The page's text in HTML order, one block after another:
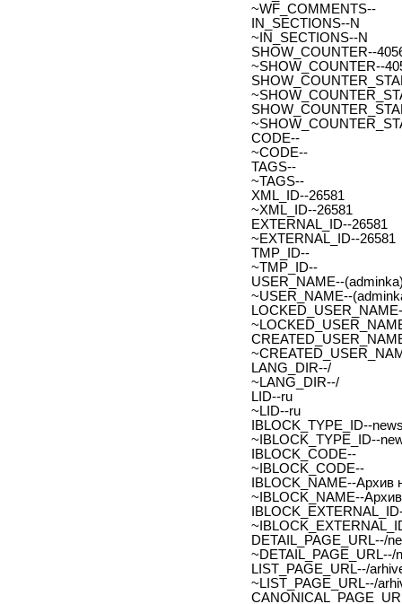
~WF_COMMENTS--
IN_SECTIONS--N
~IN_SECTIONS--N
SHOW_COUNTER--
~SHOW_COUNTER--
CODE--
~CODE--
TAGS--
~TAGS--
XML_ID--26581
~XML_ID--26581
EXTERNAL_ID--26581
~EXTERNAL_ID--26581
TMP_ID--
~TMP_ID--
USER_NAME--
~USER_NAME--
LANG_DIR--/
~LANG_DIR--/
LID--ru
~LID--ru
IBLOCK_TYPE_ID--
~IBLOCK_TYPE_ID--
IBLOCK_CODE--
~IBLOCK_CODE--
IBLOCK_NAME--Архив
~IBLOCK_NAME--
DETAIL_PAGE_URL--/
~DETAIL_PAGE_URL--/
LIST_PAGE_URL--/
~LIST_PAGE_URL--/